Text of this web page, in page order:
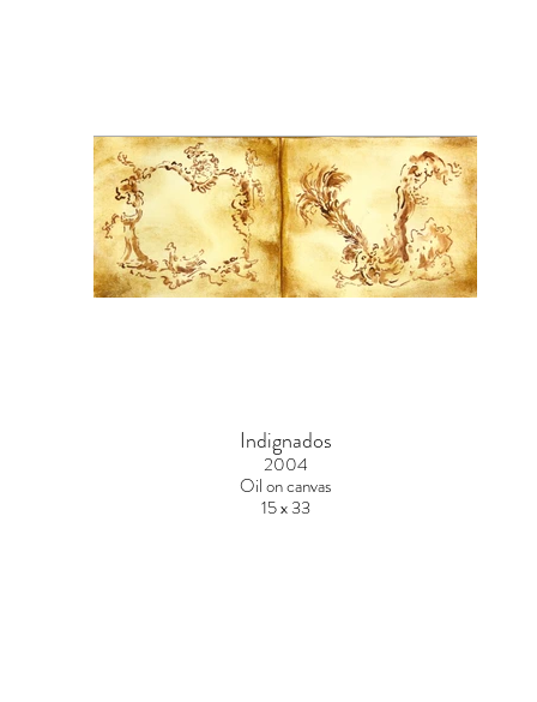
Indignados
2004
Oil on canvas
15 x 33